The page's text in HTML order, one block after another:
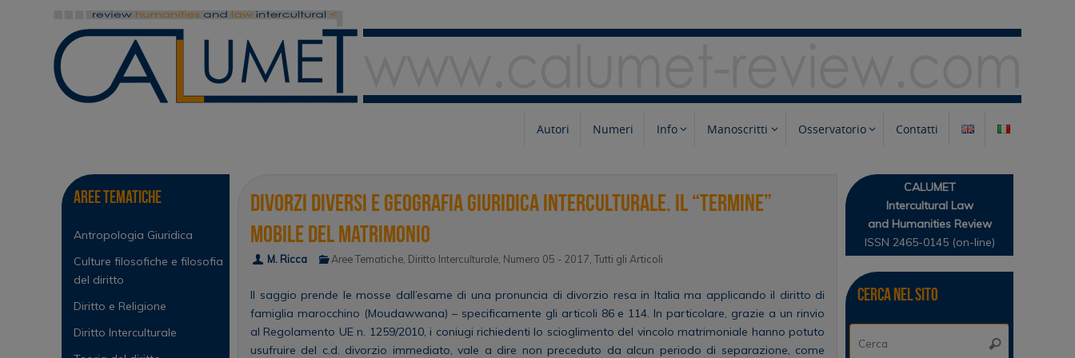
Autori Numeri Info Manoscritti Osservatorio Contatti
Divorzi diversi e geografia giuridica interculturale. Il “termine”
mobile del matrimonio
M. Ricca Aree Tematiche, Diritto Interculturale, Numero 05 - 2017,Tutti gli Articoli
Il saggio prende le mosse dall’esame di una pronuncia di divorzio resa in Italia ma applicando il diritto di
famiglia marocchino (Moudawwana) – specificamente gli articoli 86 e 114. In particolare, grazie a un rinvio
al Regolamento UE n. 1259/2010, i coniugi richiedenti lo scioglimento del vincolo matrimoniale hanno potuto
usufruire del c.d. divorzio immediato, vale a dire non preceduto da alcun periodo di separazione, come
Aree tematiche
Antropologia Giuridica
Culture filosofiche e filosofia
del diritto
Diritto e Religione
Diritto Interculturale
CALUMET
Intercultural Law
and Humanities Review
ISSN 2465-0145 (on-line)
Cerca nel sito
Cerca